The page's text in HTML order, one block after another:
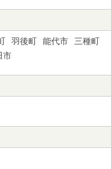
羽後町 能代市
三種町
市